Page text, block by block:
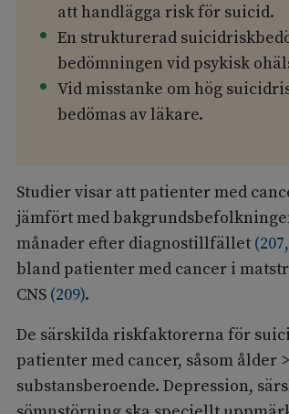
att handlägga risk för suicid.
En strukturerad
bedömningen vid psykisk
Vid misstanke om hög
bedömas av läkare.
Studier visar att patienter med
jämfört med
månader efter diagnostillfället (207,
bland patienter med cancer i
CNS (209).
De särskilda riskfaktorerna för
patienter med cancer, såsom ålder
substansberoende. Depression,